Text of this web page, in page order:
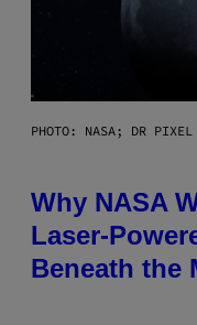
PHOTO: NASA; DR
Why NASA
Laser-
Beneath the